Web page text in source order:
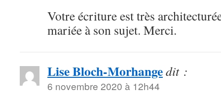
Votre écriture est très
mariée à son sujet. Merci.
Lise Bloch-Morhangedit :
6 novembre 2020 à 12h44